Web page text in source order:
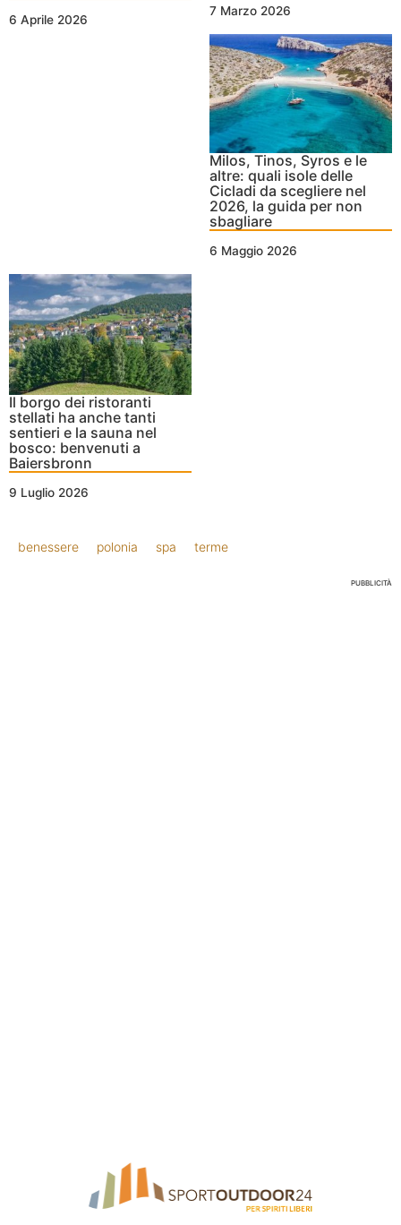
6 Aprile 2026
7 Marzo 2026
Milos, Tinos, Syros e le
altre: quali isole delle
Cicladi da scegliere nel
2026, la guida per non
sbagliare
6 Maggio 2026
Il borgo dei ristoranti
stellati ha anche tanti
sentieri e la sauna nel
bosco: benvenuti a
Baiersbronn
9 Luglio 2026
benessere polonia spa terme
PUBBLICITÀ